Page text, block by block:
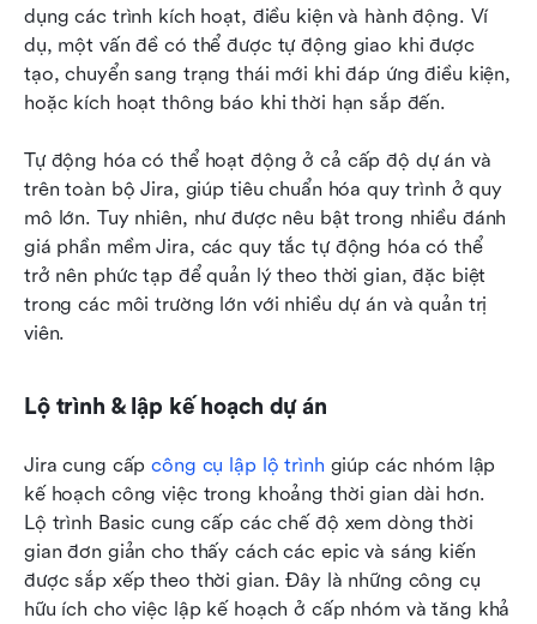
dụng các trình kích hoạt, điều kiện và hành động. Ví
dụ, một vấn đề có thể được tự động giao khi được
tạo, chuyển sang trạng thái mới khi đáp ứng điều kiện,
hoặc kích hoạt thông báo khi thời hạn sắp đến.
Tự động hóa có thể hoạt động ở cả cấp độ dự án và
trên toàn bộ Jira, giúp tiêu chuẩn hóa quy trình ở quy
mô lớn. Tuy nhiên, như được nêu bật trong nhiều đánh
giá phần mềm Jira, các quy tắc tự động hóa có thể
trở nên phức tạp để quản lý theo thời gian, đặc biệt
trong các môi trường lớn với nhiều dự án và quản trị
viên.
Lộ trình & lập kế hoạch dự án
Jira cung cấp công cụ lập lộ trình giúp các nhóm lập
kế hoạch công việc trong khoảng thời gian dài hơn.
Lộ trình Basic cung cấp các chế độ xem dòng thời
gian đơn giản cho thấy cách các epic và sáng kiến
được sắp xếp theo thời gian. Đây là những công cụ
hữu ích cho việc lập kế hoạch ở cấp nhóm và tăng khả